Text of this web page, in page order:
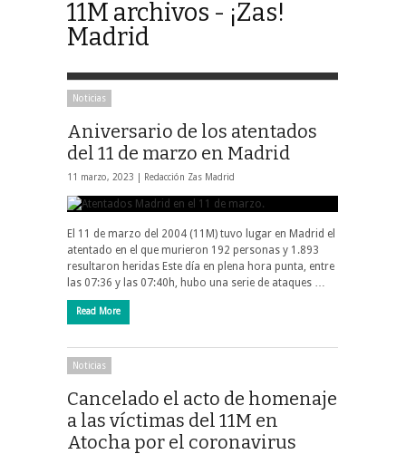
11M archivos - ¡Zas!
Madrid
Noticias
Aniversario de los atentados
del 11 de marzo en Madrid
11 marzo, 2023 | Redacción Zas Madrid
El 11 de marzo del 2004 (11M) tuvo lugar en Madrid el
atentado en el que murieron 192 personas y 1.893
resultaron heridas Este día en plena hora punta, entre
las 07:36 y las 07:40h, hubo una serie de ataques …
Read More
Noticias
Cancelado el acto de homenaje
a las víctimas del 11M en
Atocha por el coronavirus